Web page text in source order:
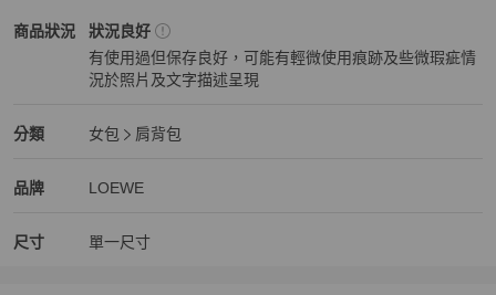
商品狀況
LOEWE女包商品狀態與細節
狀況良好
有使用過但保存良好，可能有輕微使用痕跡及些微瑕疵情
況於照片及文字描述呈現
分類
LOEWE 女包分類資訊
女包
肩背包
品牌
LOEWE 精品女包品牌介紹
LOEWE
LOEWE 推薦清單
尺寸 單一尺寸